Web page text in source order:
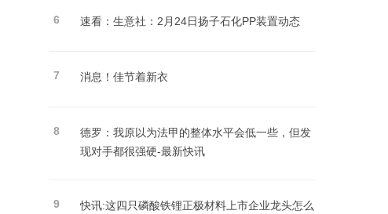
6 速看：生意社：2月24日扬子石化PP装置动态
7 消息！佳节着新衣
8
德罗：我原以为法甲的整体水平会低一些，但发
现对手都很强硬-最新快讯
9
快讯:这四只磷酸铁锂正极材料上市企业龙头怎么